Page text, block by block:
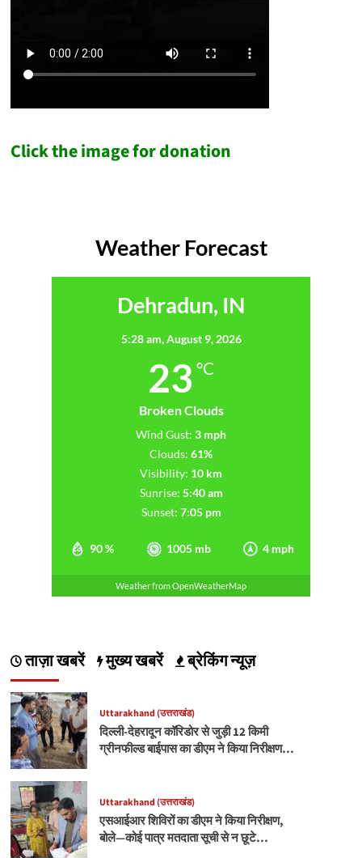
Click the image for donation
Weather Forecast
Dehradun, IN
5:28 am,August 9, 2026
23 °C
Broken Clouds
90 % 1005 mb 4 mph
Wind Gust: 3 mph
Clouds: 61%
Visibility: 10 km
Sunrise: 5:40 am
Sunset: 7:05 pm
Weather from OpenWeatherMap
ताज़ा खबरें मुख्य खबरें ब्रेकिंग न्यूज़
Uttarakhand (उत्तराखंड)
दिल्ली-देहरादून कॉरिडोर से जुड़ी 12 किमी
ग्रीनफील्ड बाईपास का डीएम ने किया निरीक्षण…
Uttarakhand (उत्तराखंड)
एसआईआर शिविरों का डीएम ने किया निरीक्षण,
बोले—कोई पात्र मतदाता सूची से न छूटे…